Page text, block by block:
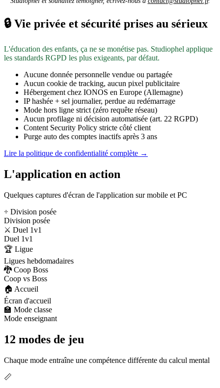
🔒 Vie privée et sécurité prises au sérieux
L'éducation des enfants, ça ne se monétise pas. Studiophel applique
les standards RGPD les plus exigeants, par défaut.
Aucune donnée personnelle vendue ou partagée
Aucun cookie de tracking, aucun pixel publicitaire
Hébergement chez IONOS en Europe (Allemagne)
IP hashée + sel journalier, perdue au redémarrage
Mode hors ligne strict (zéro requête réseau)
Aucun profilage ni décision automatisée (art. 22 RGPD)
Content Security Policy stricte côté client
Purge auto des comptes inactifs après 3 ans
Lire la politique de confidentialité complète →
L'application en action
Quelques captures d'écran de l'application sur mobile et PC
÷ Division posée
Division posée
⚔️ Duel 1v1
Duel 1v1
🏆 Ligue
Ligues hebdomadaires
🐉 Coop Boss
Coop vs Boss
🏠 Accueil
Écran d'accueil
🏫 Mode classe
Mode enseignant
12 modes de jeu
Chaque mode entraîne une compétence différente du calcul mental
📏